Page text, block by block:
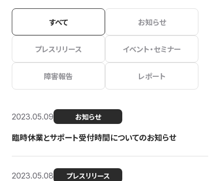
すべて お知らせ
プレスリリース イベント・セミナー
障害報告 レポート
2023.05.09 お知らせ
臨時休業とサポート受付時間についてのお知らせ
2023.05.08 プレスリリース